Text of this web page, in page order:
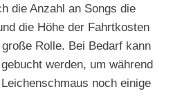
die Anzahl an Songs die
die Höhe der Fahrtkosten
Rolle. Bei Bedarf kann
werden, um während
noch einige